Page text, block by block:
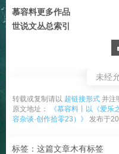
慕容料更多作品
世说文丛总索引
未经
转载或复制请以 超链接形式 并注
原文地址：
《慕容料丨以《爱乐
容杂谈·创作拾零23）》
发布于
标签：这篇文章木有标签